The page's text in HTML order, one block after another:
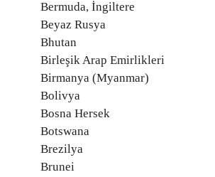
Bermuda, İngiltere
Beyaz Rusya
Bhutan
Birleşik Arap Emirlikleri
Birmanya (Myanmar)
Bolivya
Bosna Hersek
Botswana
Brezilya
Brunei